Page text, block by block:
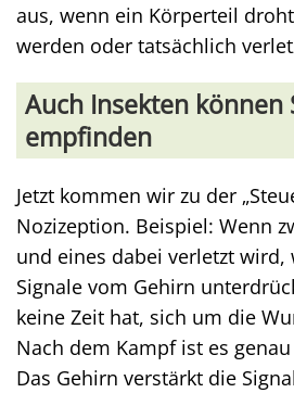
aus, wenn ein Körperteil
werden oder tatsächlich
Auch Insekten können
empfinden
Jetzt kommen wir zu der
Nozizeption. Beispiel: Wenn
und eines dabei verletzt wird,
Signale vom Gehirn
keine Zeit hat, sich um die
Nach dem Kampf ist es
Das Gehirn verstärkt die